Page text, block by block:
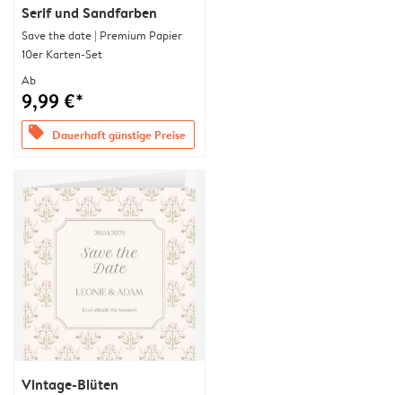
Serif und Sandfarben
Save the date | Premium Papier
10er Karten-Set
Ab
9,99 €*
offers Dauerhaft günstige Preise
Vintage-Blüten